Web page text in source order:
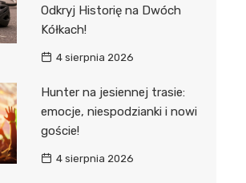
Odkryj Historię na Dwóch
Kółkach!
4 sierpnia 2026
Hunter na jesiennej trasie:
emocje, niespodzianki i nowi
goście!
4 sierpnia 2026